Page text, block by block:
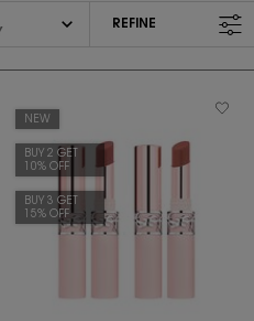
REFINE
NEW
BUY 2 GET
10% OFF
BUY 3 GET
15% OFF